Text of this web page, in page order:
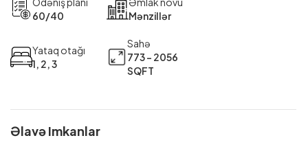
60/40
Mənzillər
Yataq otağı
1, 2, 3
Sahə
773 - 2056
SQFT
Əlavə Imkanlar